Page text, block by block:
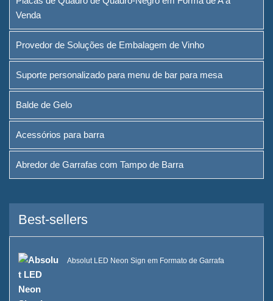
Suporte personalizado para
menu de bar para mesa
Balde de Gelo
Acessórios para barra
Tampo de Barra
Marcas que atendemos
Nossa equipe
Venda
Provedor de Soluções de Embalagem de Vinho
Suporte personalizado para menu de bar para mesa
Balde de Gelo
Acessórios para barra
Abredor de Garrafas com Tampo de Barra
Best-sellers
Absolut LED Neon Sign em Formato de Garrafa